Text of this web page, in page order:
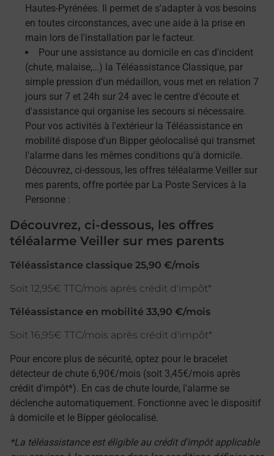
Hautes-Pyrénées. Il permet de s'adapter à vos besoins
en toutes circonstances, avec une aide à la prise en
main lors de l'installation par le facteur.
Pour une assistance au domicile en cas d'incident
(chute, malaise,…) la Téléassistance Classique, par
simple pression d'un médaillon, vous met en relation 7
jours sur 7 et 24h sur 24 avec le centre d'écoute et
d'assistance qui organise les secours si nécessaire.
Pour vos activités à l'extérieur la Téléassistance en
mobilité dispose d'un Bipper géolocalisé qui transmet
l'alarme dans les mêmes conditions qu'à domicile.
Découvrez, ci-dessous, les offres téléalarme Veiller sur
mes parents, offre portée par La Poste Services à la
Personne :
Découvrez, ci-dessous, les offres
téléalarme Veiller sur mes parents
Téléassistance classique 25,90 €/mois
Soit 12,95€ TTC/mois après crédit d'impôt*
Téléassistance en mobilité 33,90 €/mois
Soit 16,95€ TTC/mois après crédit d'impôt*
Pour encore plus de sécurité, optez pour le bracelet
détecteur de chute 6,90€/mois (soit 3,45€/mois après
crédit d'impôt*). En cas de chute lourde, l'alarme se
déclenche automatiquement. Fonctionne avec le dispositif
à domicile et le Bipper géolocalisé.
*La téléassistance est éligible au crédit d'impôt applicable